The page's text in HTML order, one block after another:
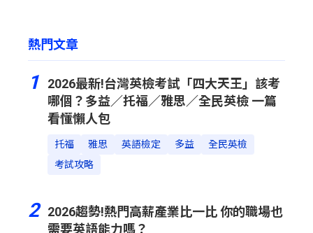
熱門文章
1
2026最新!台灣英檢考試「四大天王」該考
哪個？多益／托福／雅思／全民英檢 一篇
看懂懶人包
托福 雅思 英語檢定 多益
全民英檢
考試攻略
2
2026趨勢!熱門高薪產業比一比 你的職場也
需要英語能力嗎？